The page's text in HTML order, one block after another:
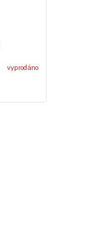
vyprodáno